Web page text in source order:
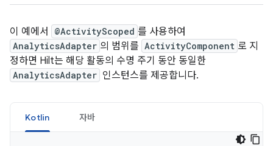
이 예에서 @ActivityScoped 를 사용하여
AnalyticsAdapter 의 범위를 ActivityComponent 로 지
정하면 Hilt는 해당 활동의 수명 주기 동안 동일한
AnalyticsAdapter 인스턴스를 제공합니다.
Kotlin 자바